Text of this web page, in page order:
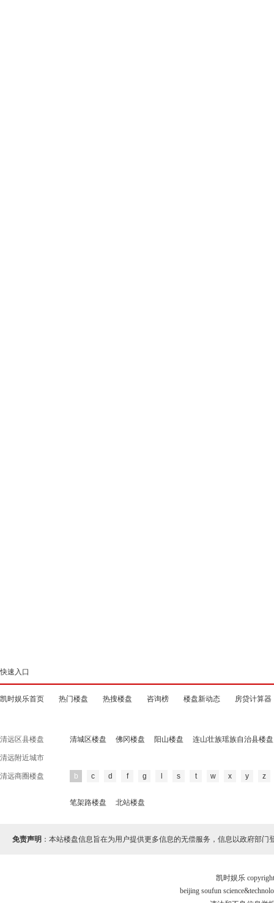
快速入口
凯时娱乐首页 热门楼盘 热搜楼盘 咨询榜 楼盘新动态 房贷计算器
清远区县楼盘 清城区楼盘 佛冈楼盘 阳山楼盘 连山壮族瑶族自治县楼盘
清远附近城市
清远商圈楼盘 b c d f g s t w x y z
笔架路楼盘 北站楼盘
免责声明 ：本站楼盘信息旨在为用户提供更多信息的无偿服务，信息以政府部门
凯时娱乐
beijing soufun